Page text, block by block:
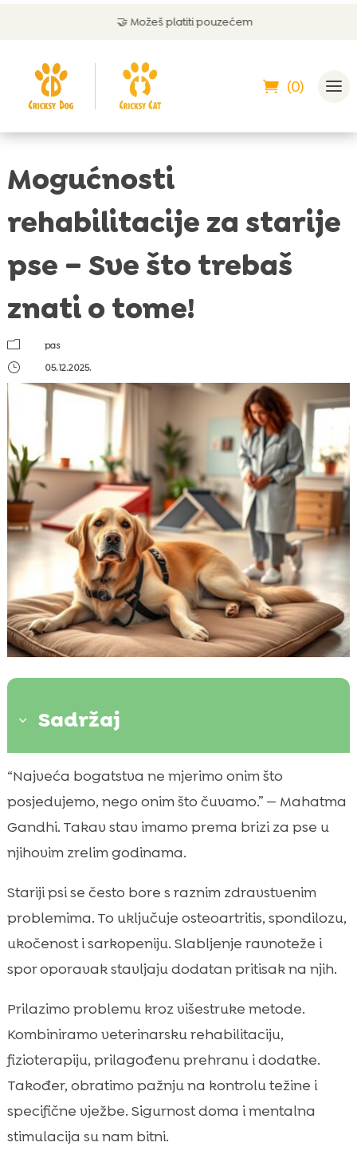
🤝 Možeš platiti pouzećem
(0)
Mogućnosti
rehabilitacije za starije
pse – Sve što trebaš
znati o tome!
m
pas
}
05.12.2025.
3 Sadržaj
 Zašto je rehabilitacija ključna u zlatnim
godinama psa
Procjena stanja: kako zajedno s
 Kućne vježbe koje možemo provoditi
svakodnevno
 Upravljanje boli i upalom bez kompromisa
Prehrana i suplementacija kao oslonac
rehabilitaciji
 CricksyDog rješenja: hrana i dodaci koji
Kontrola tjelesne težine i prilagodba
aktivnosti
 Sigurnost u domu: ergonomska pomagala i
prevencija padova
“Najveća bogatstva ne mjerimo onim što
posjedujemo, nego onim što čuvamo.” — Mahatma
Gandhi. Takav stav imamo prema brizi za pse u
njihovim zrelim godinama.
Stariji psi se često bore s raznim zdravstvenim
problemima. To uključuje osteoartritis, spondilozu,
ukočenost i sarkopeniju. Slabljenje ravnoteže i
spor oporavak stavljaju dodatan pritisak na njih.
Prilazimo problemu kroz višestruke metode.
Kombiniramo veterinarsku rehabilitaciju,
fizioterapiju, prilagođenu prehranu i dodatke.
Također, obratimo pažnju na kontrolu težine i
specifične vježbe. Sigurnost doma i mentalna
stimulacija su nam bitni.